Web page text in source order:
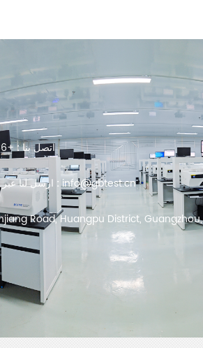
اتصل بنا :+86 15820231129
ارسل لنا عبر البريد الإلكتروني :info@gbtest.cn
Road, Huangpu District, Guangzhou,